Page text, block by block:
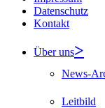
Datenschutz
Kontakt
Über uns
News-
Leitbild